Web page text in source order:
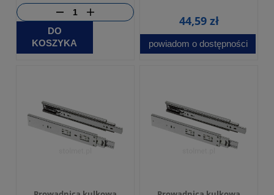
DO
KOSZYKA
44,59 zł
powiadom o dostępności